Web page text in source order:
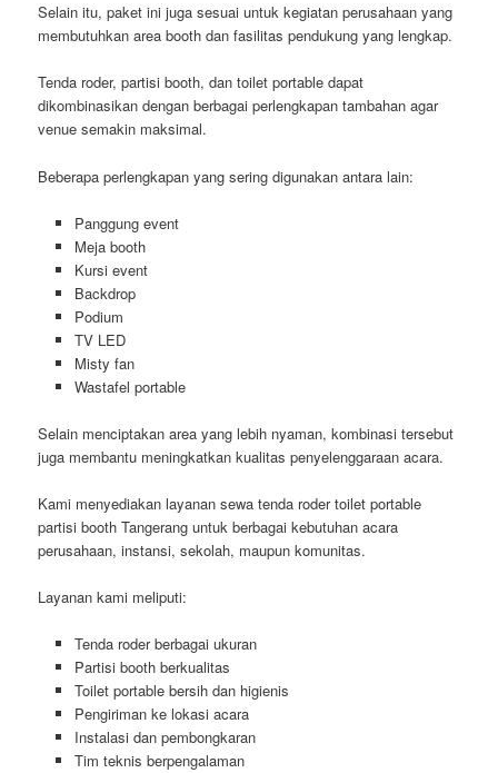
Selain itu, paket ini juga sesuai untuk kegiatan perusahaan yang
membutuhkan area booth dan fasilitas pendukung yang lengkap.
Tenda roder, partisi booth, dan toilet portable dapat
dikombinasikan dengan berbagai perlengkapan tambahan agar
venue semakin maksimal.
Beberapa perlengkapan yang sering digunakan antara lain:
Panggung event
Meja booth
Kursi event
Backdrop
Podium
TV LED
Misty fan
Wastafel portable
Selain menciptakan area yang lebih nyaman, kombinasi tersebut
juga membantu meningkatkan kualitas penyelenggaraan acara.
Kami menyediakan layanan sewa tenda roder toilet portable
partisi booth Tangerang untuk berbagai kebutuhan acara
perusahaan, instansi, sekolah, maupun komunitas.
Layanan kami meliputi:
Tenda roder berbagai ukuran
Partisi booth berkualitas
Toilet portable bersih dan higienis
Pengiriman ke lokasi acara
Instalasi dan pembongkaran
Tim teknis berpengalaman